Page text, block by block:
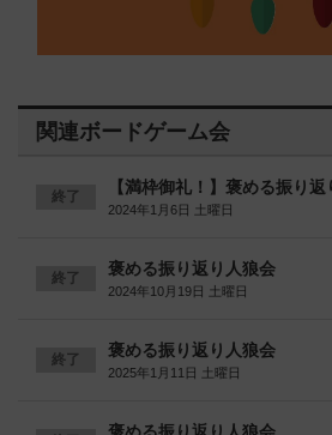
関連ボードゲーム会
終了 【満枠御礼！】褒める振り
2024年1月6日 土曜日
終了 褒める振り返り人狼会
2024年10月19日 土曜日
終了 褒める振り返り人狼会
2025年1月11日 土曜日